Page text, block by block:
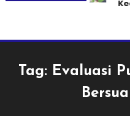
Tag: Evaluasi